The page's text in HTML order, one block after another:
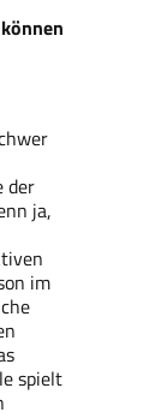
der
ja,
im
spielt